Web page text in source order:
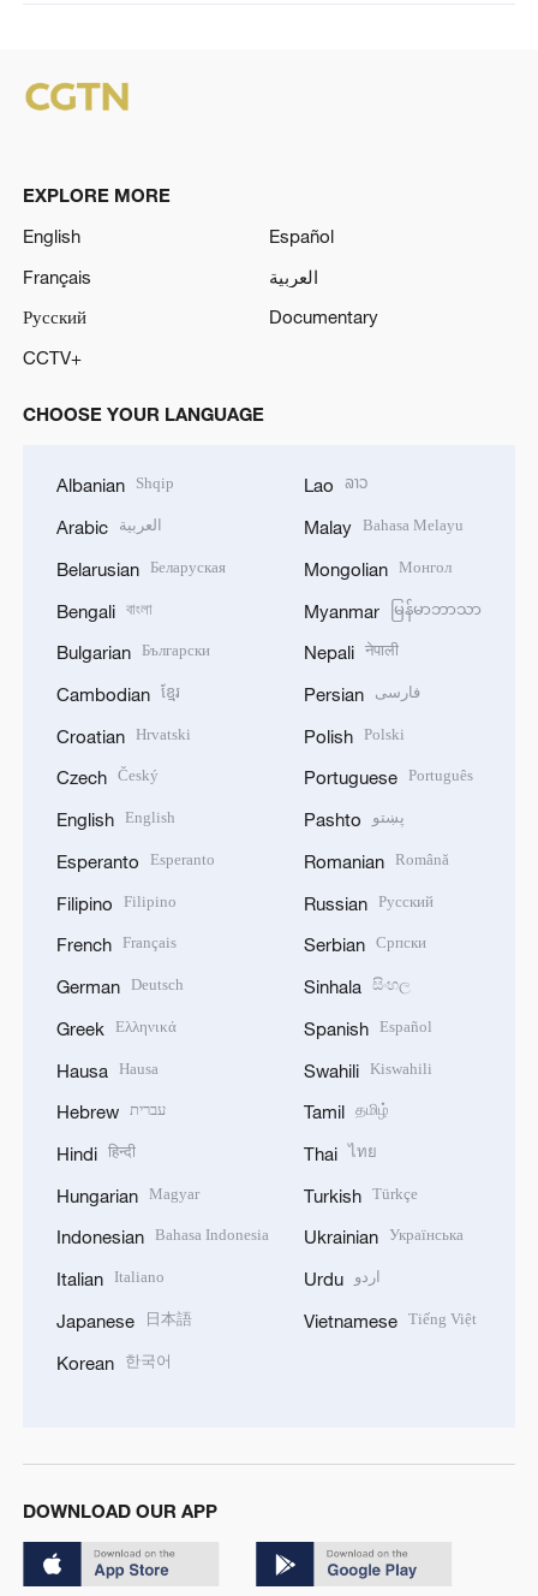
EXPLORE MORE
English
Español
Français
العربية
Русский
Documentary
CCTV+
CHOOSE YOUR LANGUAGE
Albanian Shqip
Arabic العربية
Belarusian Беларуская
Bengali বাংলা
Bulgarian Български
Cambodian ខ្មែរ
Croatian Hrvatski
Czech Český
English English
Esperanto Esperanto
Filipino Filipino
French Français
German Deutsch
Greek Ελληνικά
Hausa Hausa
Hebrew עברית
Hindi हिन्दी
Hungarian Magyar
Indonesian Bahasa Indonesia
Italian Italiano
Japanese 日本語
Korean 한국어
Lao ລາວ
Malay Bahasa Melayu
Mongolian Монгол
Myanmar မြန်မာဘာသာ
Nepali नेपाली
Persian فارسی
Polish Polski
Portuguese Português
Pashto پښتو
Romanian Română
Russian Русский
Serbian Српски
Sinhala සිංහල
Spanish Español
Swahili Kiswahili
Tamil தமிழ்
Thai ไทย
Turkish Türkçe
Ukrainian Українська
Urdu اردو
Vietnamese Tiếng Việt
DOWNLOAD OUR APP